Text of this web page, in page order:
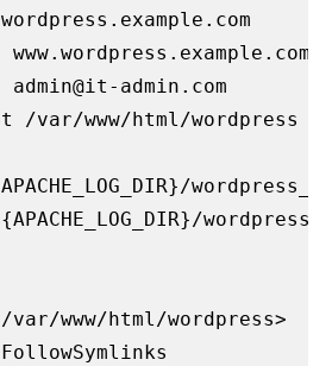
www.wordpress.example.com
admin@it-admin.com
/var/www/html/wordpress
var/www/html/wordpress>